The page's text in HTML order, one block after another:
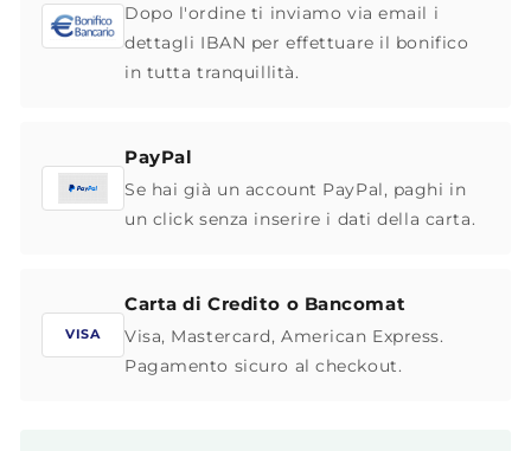
Dopo l'ordine ti inviamo via email i
dettagli IBAN per effettuare il bonifico
in tutta tranquillità.
PayPal
Se hai già un account PayPal, paghi in
un click senza inserire i dati della carta.
VISA
Carta di Credito o Bancomat
Visa, Mastercard, American Express.
Pagamento sicuro al checkout.